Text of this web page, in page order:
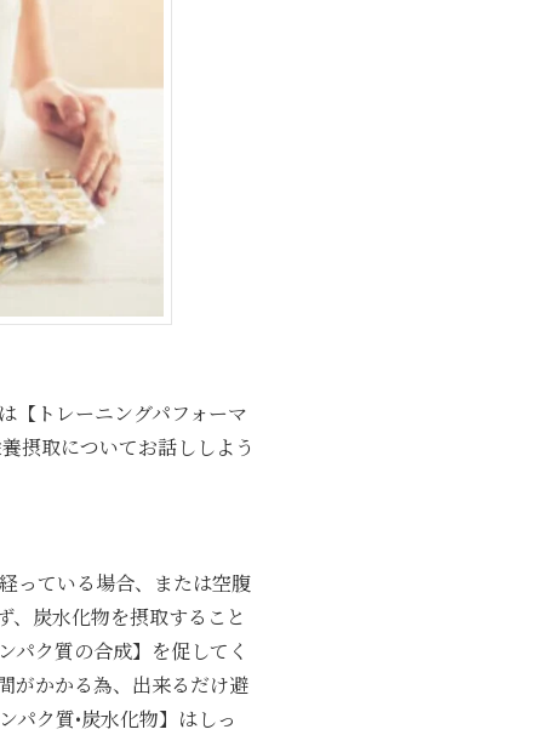
【トレーニングパフォーマ
摂取についてお話ししよう
っている場合、または空腹
、炭水化物を摂取すること
パク質の合成】を促してく
がかかる為、出来るだけ避
パク質•炭水化物】はしっ